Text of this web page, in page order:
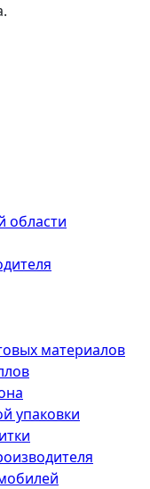
области
материалов
упаковки